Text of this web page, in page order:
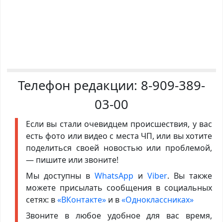
Телефон редакции: 8-909-389-
03-00
Если вы стали очевидцем происшествия, у вас
есть фото или видео с места ЧП, или вы хотите
поделиться своей новостью или проблемой,
— пишите или звоните!
Мы доступны в WhatsApp иViber. Вы также
можете присылать сообщения в социальных
сетях: в«ВКонтакте»и в«Одноклассниках»
Звоните в любое удобное для вас время,